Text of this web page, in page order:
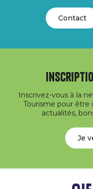
Contact
Inscrivez-vous à la
Tourisme pour
actualités,
Je